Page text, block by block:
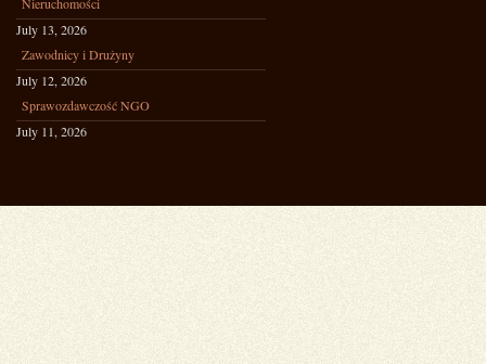
July 13, 2026
Zawodnicy i Drużyny
July 12, 2026
Sprawozdawczość NGO
July 11, 2026